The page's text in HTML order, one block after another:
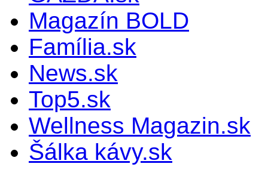
Magazín BOLD
Família.sk
News.sk
Top5.sk
Wellness Magazin.sk
Šálka kávy.sk